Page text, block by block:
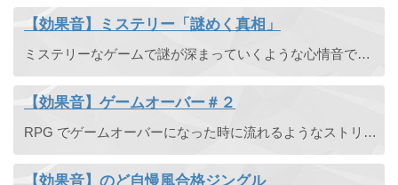
【効果音】ミステリー「謎めく真相」
ミステリーなゲームで謎が深まっていくような心情音です。ホラーゲームや疑問・おかしいな？と思う時の効果音としても使えます。
【効果音】ゲームオーバー＃２
RPG でゲームオーバーになった時に流れるようなストリングスの短い悲しい曲です。
【効果音】のど自慢風合格ジングル